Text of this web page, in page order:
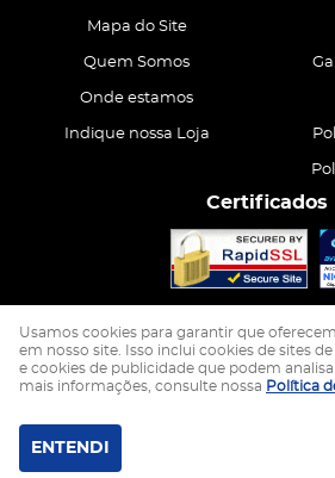
Mapa do Site
Quem Somos
Onde estamos
Indique nossa Loja
Certificados
LOJA VIRTUAL CRIADA POR
Usamos cookies para garantir que
em nosso site. Isso inclui cookies de sites
e cookies de publicidade que podem
mais informações, consulte nossa Política
ENTENDI